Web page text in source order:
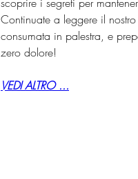
Continuate a leggere il
consumata in palestra, e
zero dolore!
VEDI ALTRO ...